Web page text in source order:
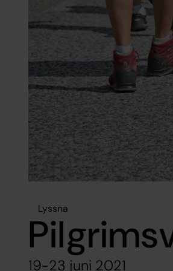
Lyssna
19-23 juni 2021